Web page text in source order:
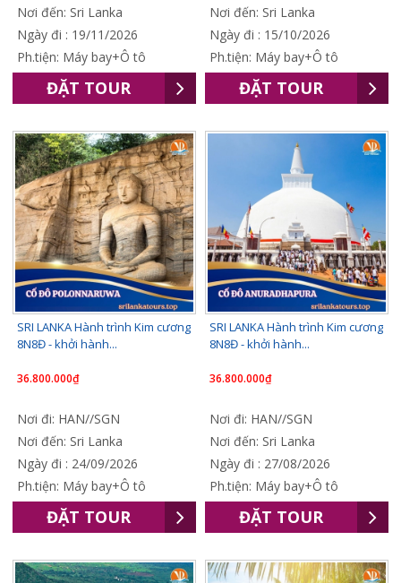
Nơi đến: Sri Lanka
Ngày đi : 19/11/2026
Ph.tiện: Máy bay+Ô tô
ĐẶT TOUR
Nơi đến: Sri Lanka
Ngày đi : 15/10/2026
Ph.tiện: Máy bay+Ô tô
ĐẶT TOUR
SRI LANKA Hành trình Kim cương
8N8Đ - khởi hành...
36.800.000₫
Nơi đi: HAN//SGN
Nơi đến: Sri Lanka
Ngày đi : 24/09/2026
Ph.tiện: Máy bay+Ô tô
ĐẶT TOUR
SRI LANKA Hành trình Kim cương
8N8Đ - khởi hành...
36.800.000₫
Nơi đi: HAN//SGN
Nơi đến: Sri Lanka
Ngày đi : 27/08/2026
Ph.tiện: Máy bay+Ô tô
ĐẶT TOUR